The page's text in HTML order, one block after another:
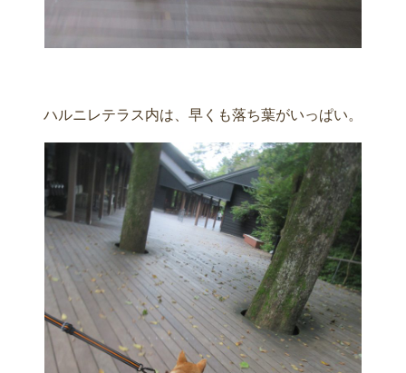
ハルニレテラス内は、早くも落ち葉がいっぱい。